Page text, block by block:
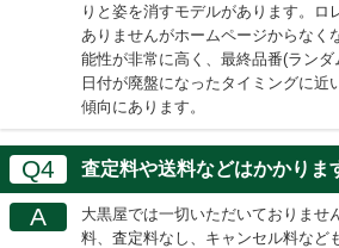
りと姿を消すモデルがあります。ロ
ありませんがホームページからなく
能性が非常に高く、最終品番(ラン
日付が廃盤になったタイミングに近
傾向にあります。
Q4 査定料や送料などはかかりま
A
大黒屋では一切いただいておりませ
料、査定料なし、キャンセル料など